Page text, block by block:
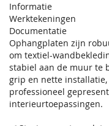
Informatie
Werktekeningen
Documentatie
Ophangplaten zijn
om textiel-
stabiel aan de muur te
grip en nette
professioneel
interieurtoepassingen.